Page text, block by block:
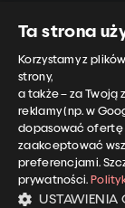
Ta strona
Korzystamy z
strony,
a także – za Twoją
reklamy (np. w
dopasować ofertę
zaakceptować
preferencjami.
prywatności.
USTAWIENIA